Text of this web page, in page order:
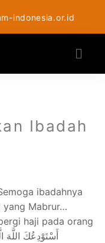
indonesia.or.id
Ibadah
ibadahnya
yang Mabrur…
haji pada orang